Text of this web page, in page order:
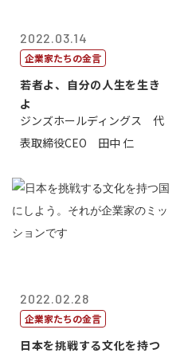
2022.03.14
企業家たちの金言
若者よ、自分の人生を生き
よ
ジンズホールディングス 代
表取締役CEO 田中 仁
2022.02.28
企業家たちの金言
日本を挑戦する文化を持つ